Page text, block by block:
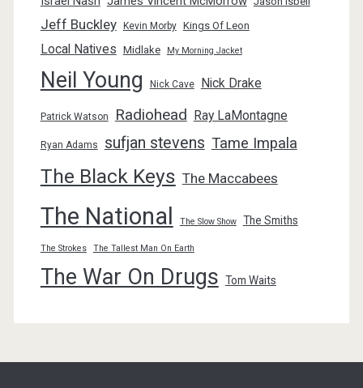
Jeff Buckley Kevin Morby Kings Of Leon
Local Natives Midlake My Morning Jacket
Neil Young Nick Cave Nick Drake
Patrick Watson Radiohead Ray LaMontagne
Ryan Adams sufjan stevens Tame Impala
The Black Keys The Maccabees
The National The Slow Show The Smiths
The Strokes The Tallest Man On Earth
The War On Drugs Tom Waits